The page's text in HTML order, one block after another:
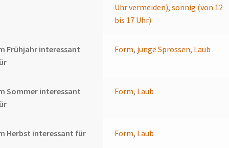
Uhr vermeiden),sonnig (von 12
bis 17 Uhr)
Frühjahr interessant
Form, junge Sprossen, Laub
Sommer interessant
Form, Laub
Herbst interessant für Form, Laub